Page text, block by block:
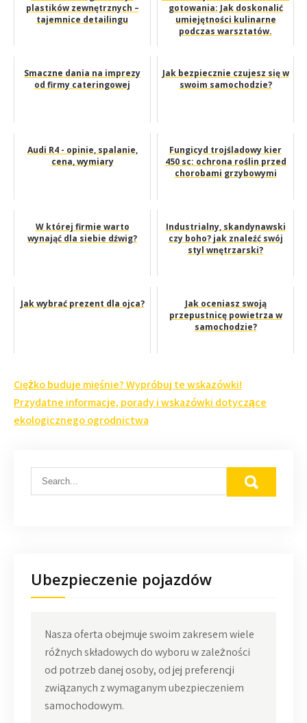
plastików zewnętrznych –
tajemnice detailingu
gotowania: Jak doskonalić
umiejętności kulinarne
podczas warsztatów.
Smaczne dania na imprezy
od firmy cateringowej
Jak bezpiecznie czujesz się w
swoim samochodzie?
Audi R4 - opinie, spalanie,
cena, wymiary
Fungicyd trojśladowy kier
450 sc: ochrona roślin przed
chorobami grzybowymi
W której firmie warto
wynająć dla siebie dźwig?
Industrialny, skandynawski
czy boho? jak znaleźć swój
styl wnętrzarski?
Jak wybrać prezent dla ojca?
Jak oceniasz swoją
przepustnicę powietrza w
samochodzie?
Nawigacja
wpisu
Ciężko buduje mięśnie? Wypróbuj te wskazówki!
Przydatne informacje, porady i wskazówki dotyczące
ekologicznego ogrodnictwa
Ubezpieczenie pojazdów
Nasza oferta obejmuje swoim zakresem wiele
różnych składowych do wyboru w zależności
od potrzeb danej osoby, od jej preferencji
związanych z wymaganym ubezpieczeniem
samochodowym.